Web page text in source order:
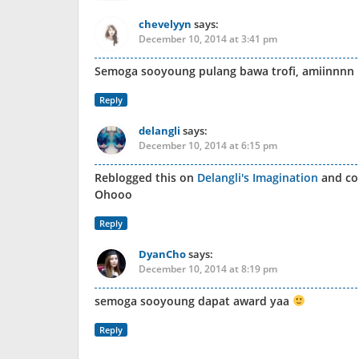
chevelyyn says:
December 10, 2014 at 3:41 pm
Semoga sooyoung pulang bawa trofi, amiinnnn
Reply
delangli says:
December 10, 2014 at 6:15 pm
Reblogged this on Delangli's Imagination and
Ohooo
Reply
DyanChosays:
December 10, 2014 at 8:19 pm
semoga sooyoung dapat award yaa
Reply